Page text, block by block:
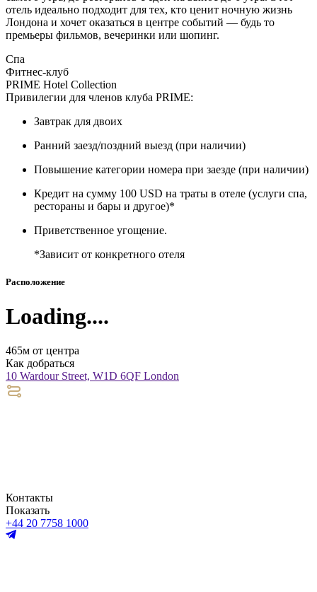
отель идеально подходит для тех, кто ценит ночную жизнь
Лондона и хочет оказаться в центре событий — будь то
премьеры фильмов, вечеринки или шопинг.
Спа
Фитнес-клуб
PRIME Hotel Collection
Привилегии для членов клуба PRIME:
Завтрак для двоих
Ранний заезд/поздний выезд (при наличии)
Повышение категории номера при заезде (при наличии)
Кредит на сумму 100 USD на траты в отеле (услуги спа,
рестораны и бары и другое)*
Приветственное угощение.
*Зависит от конкретного отеля
Расположение
Loading....
465м от центра
Как добраться
10 Wardour Street, W1D 6QF London
Контакты
Показать
+44 20 7758 1000